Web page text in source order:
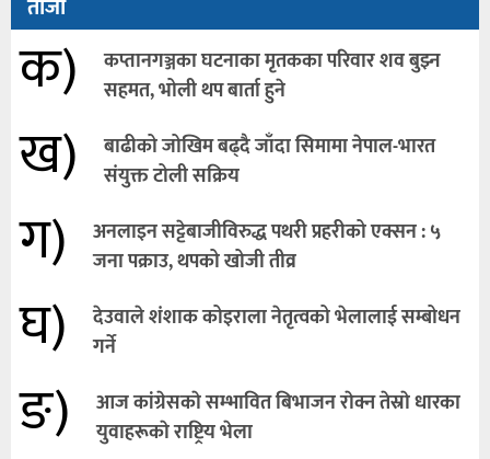
ताजा
क)
कप्तानगञ्जका घटनाका मृतकका परिवार शव बुझ्न
सहमत, भोली थप बार्ता हुने
ख)
बाढीको जोखिम बढ्दै जाँदा सिमामा नेपाल-भारत
संयुक्त टोली सक्रिय
ग)
अनलाइन सट्टेबाजीविरुद्ध पथरी प्रहरीको एक्सन : ५
जना पक्राउ, थपको खोजी तीव्र
घ)
देउवाले शंशाक कोइराला नेतृत्वको भेलालाई सम्बोधन
गर्ने
ङ)
आज कांग्रेसकाे सम्भावित बिभाजन राेक्न तेस्राे धारका
युवाहरूकाे राष्ट्रिय भेला